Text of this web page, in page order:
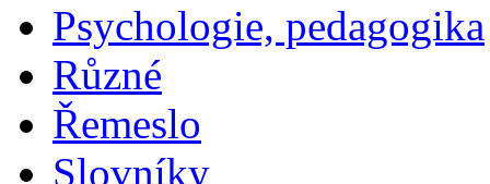
Psychologie, pedagogika
Různé
Řemeslo
Slovníky